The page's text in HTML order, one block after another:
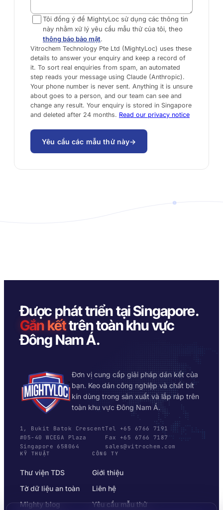
Tôi đồng ý để MightyLoc sử dụng các thông tin
này nhằm xử lý yêu cầu mẫu thử của tôi, theo
thông báo bảo mật.
Vitrochem Technology Pte Ltd (MightyLoc) uses these
details to answer your enquiry and keep a record of
it. To sort real enquiries from spam, an automated
step reads your message using Claude (Anthropic).
Your phone number is never sent. Anything it is unsure
about goes to a person, and our team can see and
change any result. Your enquiry is stored in Singapore
and deleted after 24 months. Read our privacy notice
Yêu cầu các mẫu thử này→
Được phát triển tại Singapore.
Gắn kếttrên toàn khu vực
Đông Nam Á.
Đơn vị cung cấp giải pháp dán kết của
bạn. Keo dán công nghiệp và chất bít
kín dùng trong sản xuất và lắp ráp trên
toàn khu vực Đông Nam Á.
1, Bukit Batok Crescent
#05-40 WCEGA Plaza
Singapore 658064
Tel +65 6766 7191
Fax +65 6766 7187
sales@vitrochem.com
KỸ THUẬT
Thư viện TDS
Tờ dữ liệu an toàn
Mighty blog
CÔNG TY
Giới thiệu
Liên hệ
Yêu cầu mẫu thử